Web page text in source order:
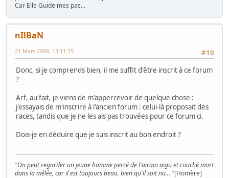
Car Elle Guide mes pas...
nIlBaN
#10
21 Mars 2009, 13:11:35
Donc, si je comprends bien, il me suffit d'être inscrit à ce forum
?
Arf, au fait, je viens de m'appercevoir de quelque chose :
j'essayais de m'inscrire à l'ancien forum : celui-là proposait des
races, tandis que je ne les ais pas trouvées pour ce forum ci.
Dois-je en déduire que je suis inscrit au bon endroit ?
"On peut regarder un jeune homme percé de l'airain aigu et couché mort
dans la mêlée, car il est toujours beau, bien qu'il soit nu... "[Homère]